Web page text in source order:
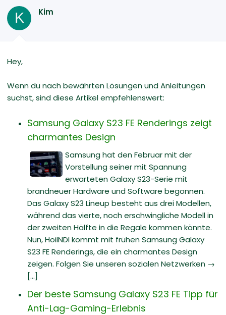
K Kim
Hey,
Wenn du nach bewährten Lösungen und Anleitungen
suchst, sind diese Artikel empfehlenswert:
Samsung Galaxy S23 FE Renderings zeigt
charmantes Design
Samsung hat den Februar mit der
Vorstellung seiner mit Spannung
erwarteten Galaxy S23-Serie mit
brandneuer Hardware und Software begonnen.
Das Galaxy S23 Lineup besteht aus drei Modellen,
während das vierte, noch erschwingliche Modell in
der zweiten Hälfte in die Regale kommen könnte.
Nun, HoiINDI kommt mit frühen Samsung Galaxy
S23 FE Renderings, die ein charmantes Design
zeigen. Folgen Sie unseren sozialen Netzwerken →
[...]
Der beste Samsung Galaxy S23 FE Tipp für
Anti-Lag-Gaming-Erlebnis